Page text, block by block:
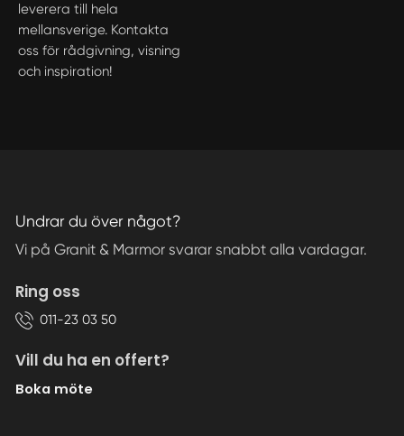
leverera till hela
mellansverige. Kontakta
oss för rådgivning, visning
och inspiration!
Undrar du över något?
Vi på Granit & Marmor svarar snabbt alla vardagar.
Ring oss
011-23 03 50
Vill du ha en offert?
Boka möte